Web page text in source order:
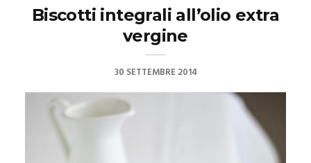
Biscotti integrali all’olio extra
vergine
30 SETTEMBRE 2014